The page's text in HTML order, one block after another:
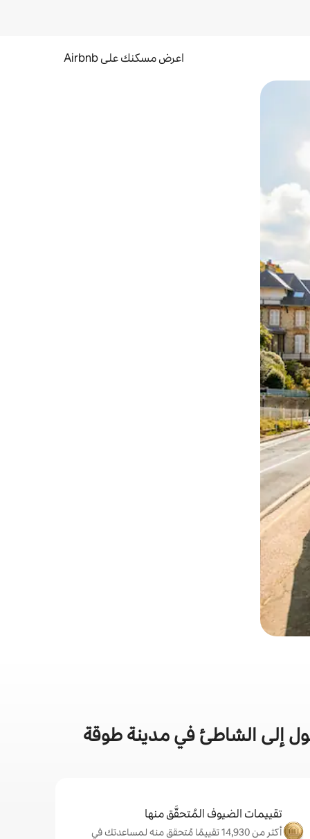
اعرض مسكنك على Airbnb
إلى الشاطئ في مدينة طوقة
تقييمات الضيوف المُتحقَّق منها
أكثر من 14,930 تقييمًا مُتحقق منه لمساعدتك في